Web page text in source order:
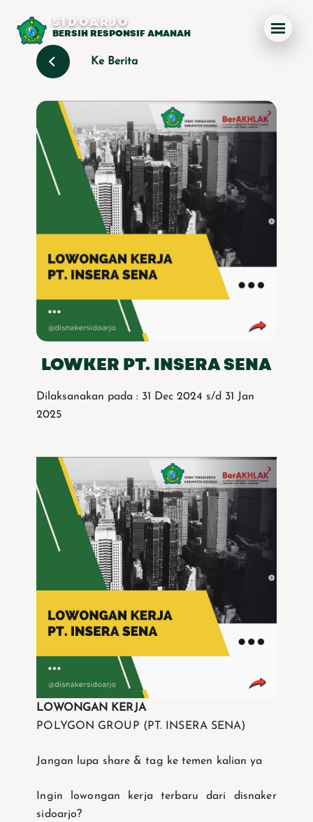
SIDOARJO
BERSIH RESPONSIF AMANAH
Ke Berita
LOWKER PT. INSERA SENA
Dilaksanakan pada : 31 Dec 2024 s/d 31 Jan
2025
LOWONGAN KERJA
POLYGON GROUP (PT. INSERA SENA)
Jangan lupa share & tag ke temen kalian ya
Ingin lowongan kerja terbaru dari disnaker
sidoarjo?